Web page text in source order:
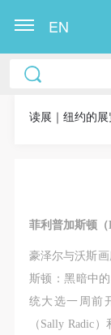
EN
读展｜纽约的展
菲利普加斯顿（
豪泽尔与沃斯画
斯顿：黑暗中
统大选一周前
（Sally Radic
中央美术学院
称“CAFAM”
它数字媒体形
源总库》《中
术馆资料库》
在中央美术学
关“章程”规定
中央美术学院
称“CAFAM”
它数字媒体形
源总库》《中
术馆资料库》
在中央美术学
关“章程”规定
中央美术学院
称“CAFAM”
它数字媒体形
源总库》《中
术馆资料库》
在中央美术学
关“章程”规定